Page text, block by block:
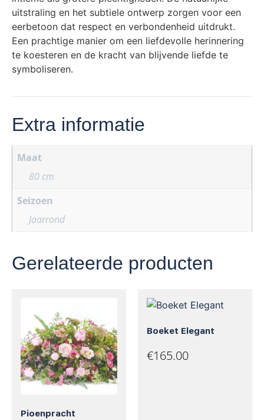
uitstraling en het subtiele ontwerp zorgen voor een
eerbetoon dat respect en verbondenheid uitdrukt.
Een prachtige manier om een liefdevolle herinnering
te koesteren en de kracht van blijvende liefde te
symboliseren.
Extra informatie
Maat
80 cm
Seizoen
Jaarrond
Gerelateerde producten
Pioenpracht
Boeket Elegant
€165.00